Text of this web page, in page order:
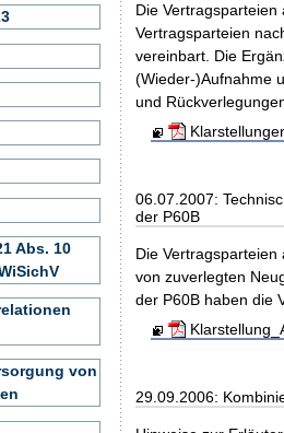
Die
Vertragsparteien
vereinbart. Die
(Wieder-)Aufnahme
und
06.07.2007:
der P60B
Die
von zuverlegten
der P60B haben die
29.09.2006:
Abs. 10
von